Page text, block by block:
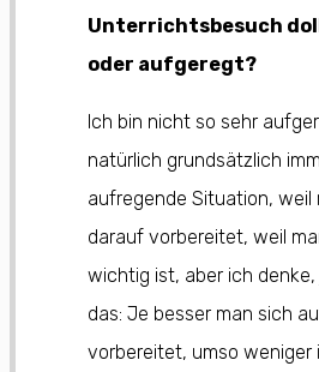
Unterrichtsbesuch
oder aufgeregt?
Ich bin nicht so sehr
natürlich grundsätzlich
aufregende Situation, weil
darauf vorbereitet, weil
wichtig ist, aber ich
das: Je besser man sich
vorbereitet, umso weniger